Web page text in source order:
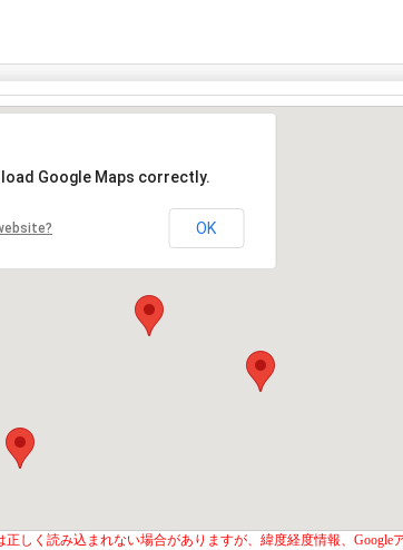
Google Maps correctly.
OK
しく読み込まれない場合がありますが、緯度経度情報、Google